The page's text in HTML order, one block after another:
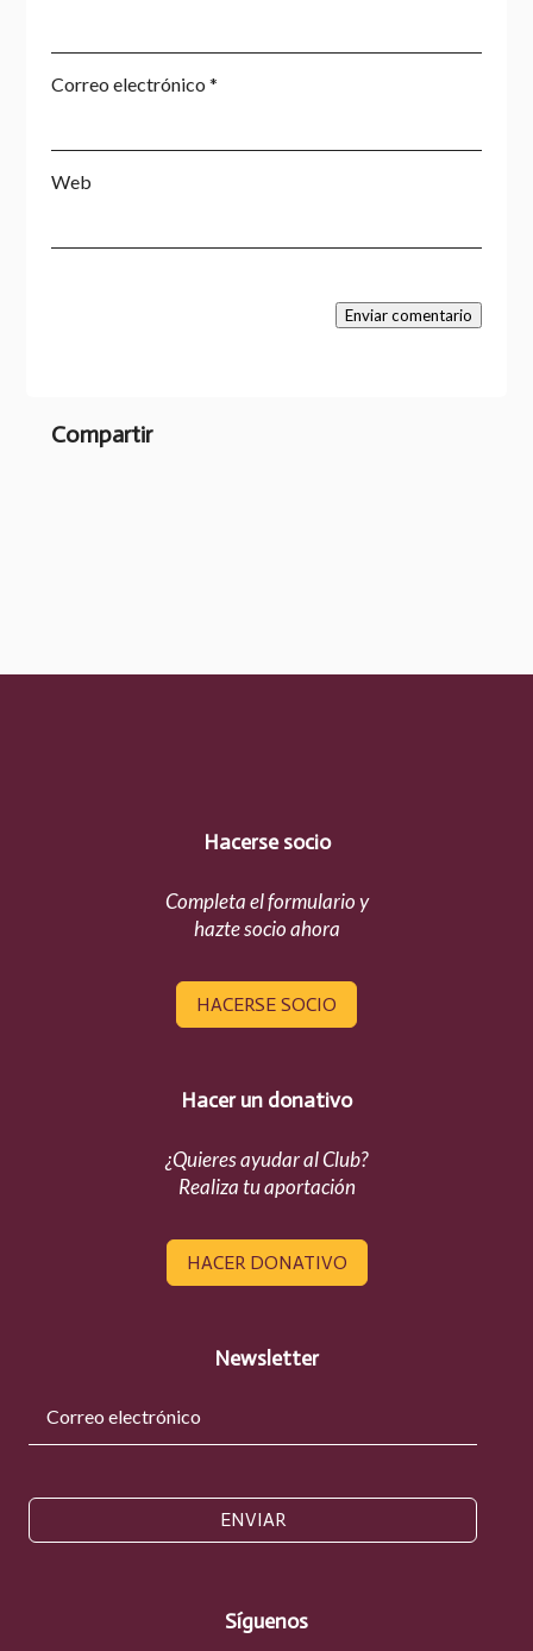
Correo electrónico *
Web
Enviar comentario
Compartir
Hacerse socio
Completa el formulario y
hazte socio ahora
HACERSE SOCIO
Hacer un donativo
¿Quieres ayudar al Club?
Realiza tu aportación
HACER DONATIVO
Newsletter
ENVIAR
Síguenos